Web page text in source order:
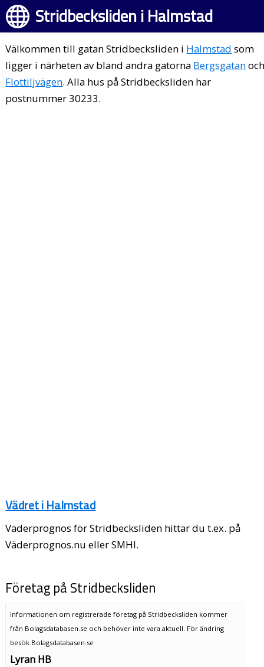
Stridbecksliden i Halmstad
Välkommen till gatan Stridbecksliden i Halmstad som
ligger i närheten av bland andra gatorna Bergsgatan
Flottiljvägen. Alla hus på Stridbecksliden har
postnummer 30233.
Vädret i Halmstad
Väderprognos för Stridbecksliden hittar du t.ex. på
Väderprognos.nu eller SMHI.
Företag på Stridbecksliden
Informationen om registrerade företag på Stridbecksliden kommer
från Bolagsdatabasen.se och behöver inte vara aktuell. För ändring
besök Bolagsdatabasen.se
Lyran HB